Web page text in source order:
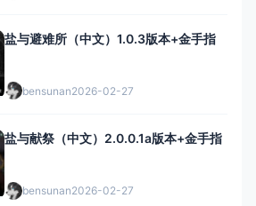
盐与避难所（中文）1.0.3版本+金手指
bensunan2026-02-27
盐与献祭（中文）2.0.0.1a版本+金手指
bensunan2026-02-27